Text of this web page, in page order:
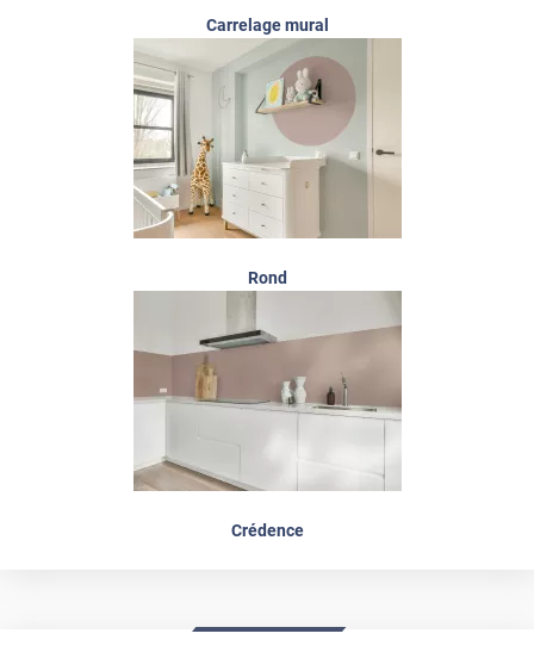
Carrelage mural
Rond
Crédence